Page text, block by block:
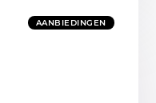
AANBIEDINGEN